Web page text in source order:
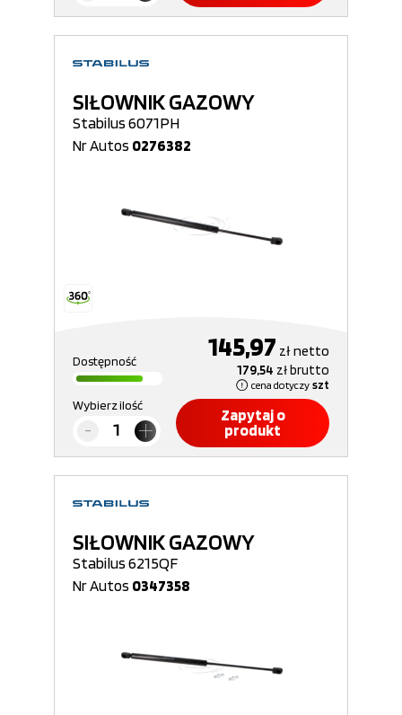
SIŁOWNIK GAZOWY
Stabilus 6071PH
Nr Autos 0276382
Dostępność 145,97 złnetto
179,54 złbrutto
cena dotyczy szt
Wybierz ilość
Zapytaj o
produkt
SIŁOWNIK GAZOWY
Stabilus 6215QF
Nr Autos 0347358